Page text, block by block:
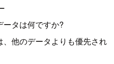
タは何ですか?
他のデータよりも優先され